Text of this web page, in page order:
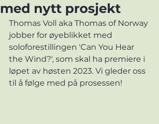
med nytt prosjekt
Thomas Voll aka Thomas of Norway
jobber for øyeblikket med
soloforestillingen 'Can You Hear
the Wind?', som skal ha premiere i
løpet av høsten 2023. Vi gleder oss
til å følge med på prosessen!